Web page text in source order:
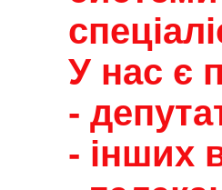
У нас є
-
- інших